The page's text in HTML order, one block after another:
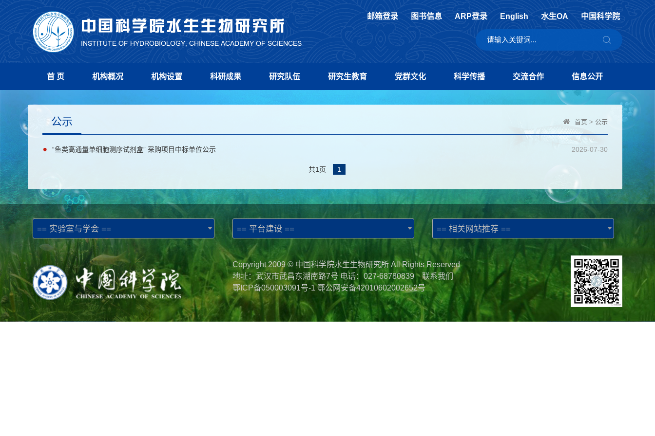
邮箱登录 图书信息 ARP登录 English 水生OA 中国科学院
首 页 机构概况 机构设置 科研成果 研究队伍 研究生教育 党群文化 科学传播 交流合作 信息公开
公示 首页 > 公示
2026-07-30
“鱼类高通量单细胞测序试剂盒” 采购项目中标单位公示
共1页 1
== 实验室与学会 == == 平台建设 == == 相关网站推荐 ==
Copyright 2009 © 中国科学院水生生物研究所 All Rights Reserved
地址：武汉市武昌东湖南路7号 电话：027-68780839 联系我们
鄂ICP备050003091号-1鄂公网安备42010602002652号